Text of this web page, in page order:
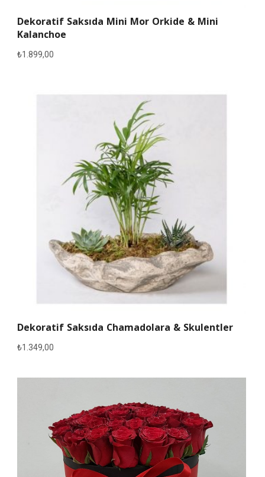
Dekoratif Saksıda Mini Mor Orkide & Mini
Kalanchoe
₺1.899,00
Dekoratif Saksıda Chamadolara & Skulentler
₺1.349,00